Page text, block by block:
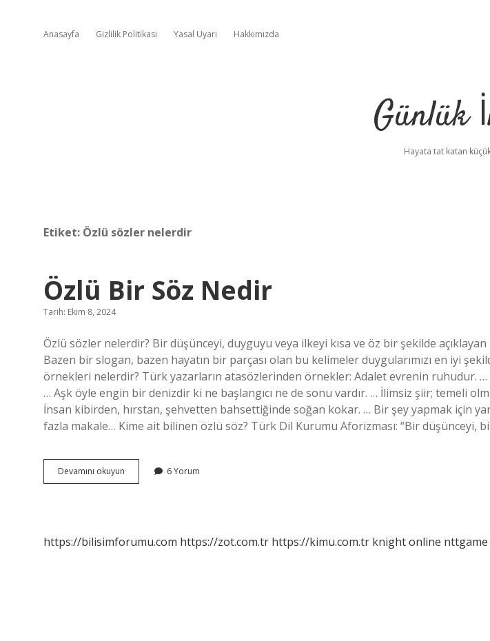
Anasayfa Gizlilik Politikası Yasal Uyarı Hakkımızda
Günlük
Hayata tat katan
Etiket: Özlü sözler nelerdir
Özlü Bir Söz Nedir
Tarih: Ekim 8, 2024
Özlü sözler nelerdir? Bir düşünceyi, duyguyu veya ilkeyi kısa ve öz bir şekilde açıklayan
Bazen bir slogan, bazen hayatın bir parçası olan bu kelimeler duygularımızı en iyi
örnekleri nelerdir? Türk yazarların atasözlerinden örnekler: Adalet evrenin ruhudur. …
… Aşk öyle engin bir denizdir ki ne başlangıcı ne de sonu vardır. … İlimsiz şiir; temeli
İnsan kibirden, hırstan, şehvetten bahsettiğinde soğan kokar. … Bir şey yapmak için
fazla makale… Kime ait bilinen özlü söz? Türk Dil Kurumu Aforizması: “Bir düşünceyi,
Devamını okuyun
Bir
6 Yorum
https://bilisimforumu.com https://zot.com.tr https://kimu.com.tr knight online nttgame